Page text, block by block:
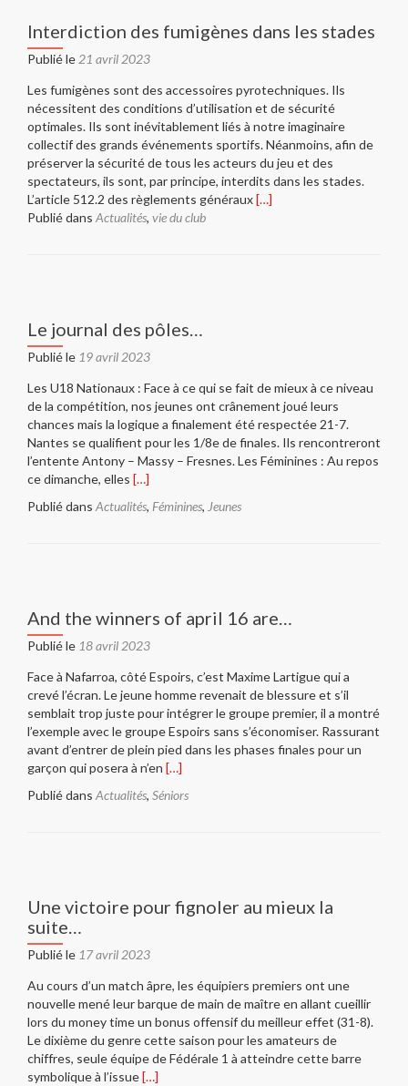
Interdiction des fumigènes dans les stades
Publié le 21 avril 2023
Les fumigènes sont des accessoires pyrotechniques. Ils
nécessitent des conditions d’utilisation et de sécurité
optimales. Ils sont inévitablement liés à notre imaginaire
collectif des grands événements sportifs. Néanmoins, afin de
préserver la sécurité de tous les acteurs du jeu et des
spectateurs, ils sont, par principe, interdits dans les stades.
L’article 512.2 des règlements générauxEn
[…]
Publié dans Actualités, vie du club
Le journal des pôles…
Publié le 19 avril 2023
Les U18 Nationaux : Face à ce qui se fait de mieux à ce niveau
de la compétition, nos jeunes ont crânement joué leurs
chances mais la logique a finalement été respectée 21-7.
Nantes se qualifient pour les 1/8e de finales. Ils rencontreront
l’entente Antony – Massy – Fresnes. Les Féminines : Au repos
ce dimanche, elles En
plus
[…]
Publié dans Actualités, Féminines, Jeunes
And the winners of april 16 are…
Publié le 18 avril 2023
Face à Nafarroa, côté Espoirs, c’est Maxime Lartigue qui a
crevé l’écran. Le jeune homme revenait de blessure et s’il
semblait trop juste pour intégrer le groupe premier, il a montré
l’exemple avec le groupe Espoirs sans s’économiser. Rassurant
avant d’entrer de plein pied dans les phases finales pour un
garçon qui posera à n’en En
plus
16
[…]
Publié dans Actualités, Séniors
Une victoire pour fignoler au mieux la
suite…
Publié le 17 avril 2023
Au cours d’un match âpre, les équipiers premiers ont une
nouvelle mené leur barque de main de maître en allant cueillir
lors du money time un bonus offensif du meilleur effet (31-8).
Le dixième du genre cette saison pour les amateurs de
chiffres, seule équipe de Fédérale 1 à atteindre cette barre
symbolique à l’issueEn
[…]